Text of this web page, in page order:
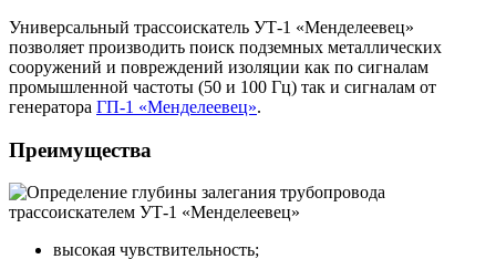
Универсальный трассоискатель УТ-1 «Менделеевец»
позволяет производить поиск подземных металлических
сооружений и повреждений изоляции как по сигналам
промышленной частоты (50 и 100 Гц) так и сигналам от
генератора ГП-1 «Менделеевец».
Преимущества
высокая чувствительность;